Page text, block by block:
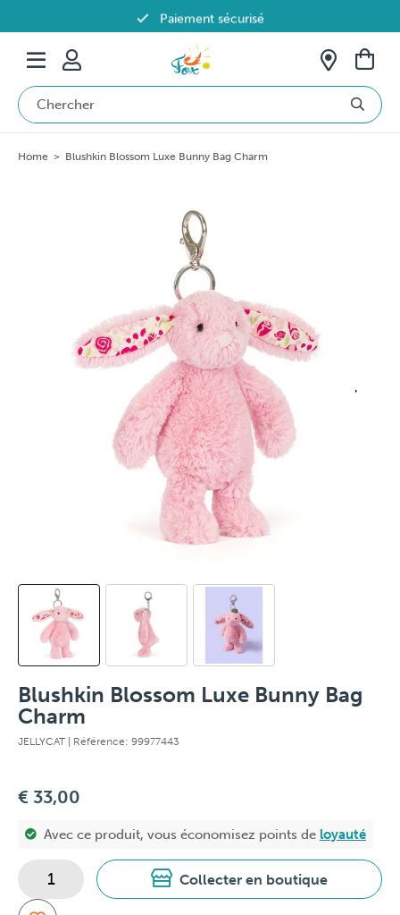
Paiement sécurisé
Livraison offerte dès 69€ en Belgique
Home > Blushkin Blossom Luxe Bunny Bag Charm
Blushkin Blossom Luxe Bunny Bag
Charm
JELLYCAT | Référence: 99977443
€ 33,00
Avec ce produit, vous économisez points de loyauté
Collecter en boutique